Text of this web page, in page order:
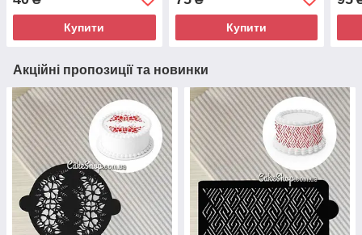
Купити Купити
Акційні пропозиції та новинки